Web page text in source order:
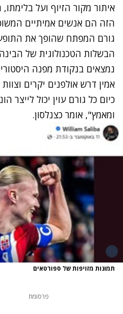
איתור מקור הזיוף ועל
הזה הם אנשים אמיתיים
גורם המפתח שהופך את
הבשלות הטכנולוגית של
נמצאים בנקודת מפנה
אמין דרש אולפנים יקרים
כיום כל גורם עוין יכול לייצר
ומאמץ", אומר כצנלסון.
תמונות מזויפות של ספורטאים
פרסומת